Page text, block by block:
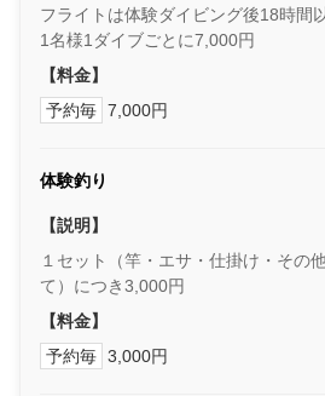
フライトは体験ダイビング後18時間
1名様1ダイブごとに7,000円
【料金】
予約毎 7,000円
体験釣り
【説明】
１セット（竿・エサ・仕掛け・その
て）につき3,000円
【料金】
予約毎 3,000円